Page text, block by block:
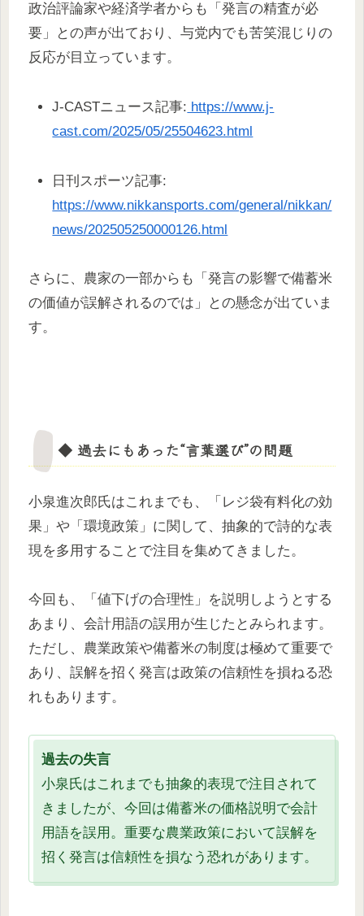
政治評論家や経済学者からも「発言の精査が必
要」との声が出ており、与党内でも苦笑混じりの
反応が目立っています。
J-CASTニュース記事: https://www.j-
cast.com/2025/05/25504623.html
日刊スポーツ記事:
https://www.nikkansports.com/general/nikkan/
news/202505250000126.html
さらに、農家の一部からも「発言の影響で備蓄米
の価値が誤解されるのでは」との懸念が出ていま
す。
◆ 過去にもあった“言葉選び”の問題
小泉進次郎氏はこれまでも、「レジ袋有料化の効
果」や「環境政策」に関して、抽象的で詩的な表
現を多用することで注目を集めてきました。
今回も、「値下げの合理性」を説明しようとする
あまり、会計用語の誤用が生じたとみられます。
ただし、農業政策や備蓄米の制度は極めて重要で
あり、誤解を招く発言は政策の信頼性を損ねる恐
れもあります。
過去の失言
小泉氏はこれまでも抽象的表現で注目されて
きましたが、今回は備蓄米の価格説明で会計
用語を誤用。重要な農業政策において誤解を
招く発言は信頼性を損なう恐れがあります。